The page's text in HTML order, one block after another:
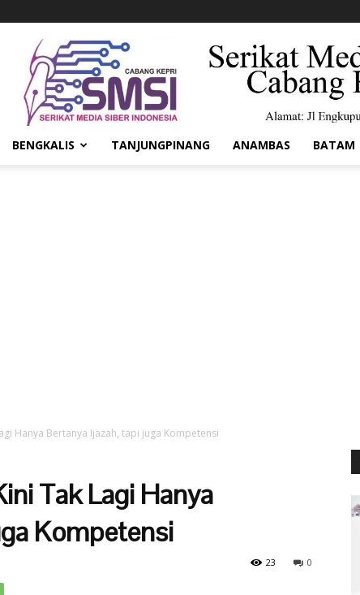
BENGKALIS TANJUNGPINANG ANAMBAS BATAM
Hanya Bertanya Ijazah, tapi juga Kompetensi
Tak Lagi Hanya
Kompetensi
0
23